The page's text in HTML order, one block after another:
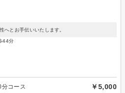
へとお手伝いいたします。
44分
コース ￥5,000